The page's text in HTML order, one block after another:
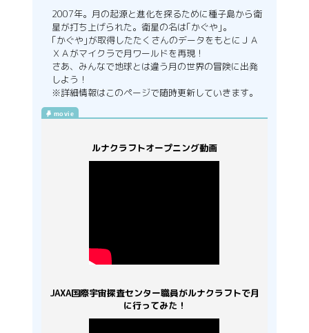
ム
2007年。月の起源と進化を探るために種子島から衛
星が打ち上げられた。衛星の名は｢かぐや｣。
｢かぐや｣が取得したたくさんのデータをもとにＪＡ
ＸＡがマイクラで月ワールドを再現！
さあ、みんなで地球とは違う月の世界の冒険に出発
しよう！
※詳細情報はこのページで随時更新していきます。
ルナクラフトオープニング動画
JAXA国際宇宙探査センター職員がルナクラフトで月
に行ってみた！